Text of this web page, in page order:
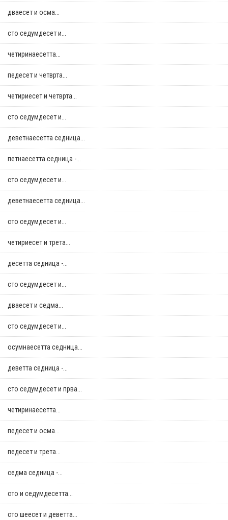
дваесет и осма...
сто седумдесет и...
четиринаесетта...
педесет и четврта...
четириесет и четврта...
сто седумдесет и...
деветнаесетта седница...
петнаесетта седница -...
сто седумдесет и...
деветнаесетта седница...
сто седумдесет и...
четириесет и трета...
десетта седница -...
сто седумдесет и...
дваесет и седма...
сто седумдесет и...
осумнaесетта седница...
деветта седница -...
сто седумдесет и прва...
четиринаесетта...
педесет и осма...
педесет и трета...
седма седница -...
сто и седумдесетта...
сто шеесет и деветта...